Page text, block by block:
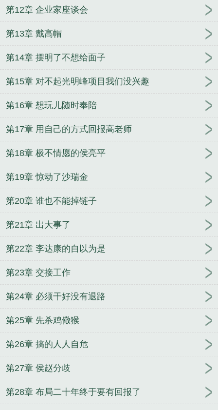
第12章 企业家座谈会
第13章 戴高帽
第14章 摆明了不想给面子
第15章 对不起光明峰项目我们没兴趣
第16章 想玩儿随时奉陪
第17章 用自己的方式回报高老师
第18章 极不情愿的侯亮平
第19章 惊动了沙瑞金
第20章 谁也不能掉链子
第21章 出大事了
第22章 李达康的自以为是
第23章 交接工作
第24章 必须干好没有退路
第25章 先杀鸡儆猴
第26章 搞的人人自危
第27章 侯赵分歧
第28章 布局二十年终于要有回报了